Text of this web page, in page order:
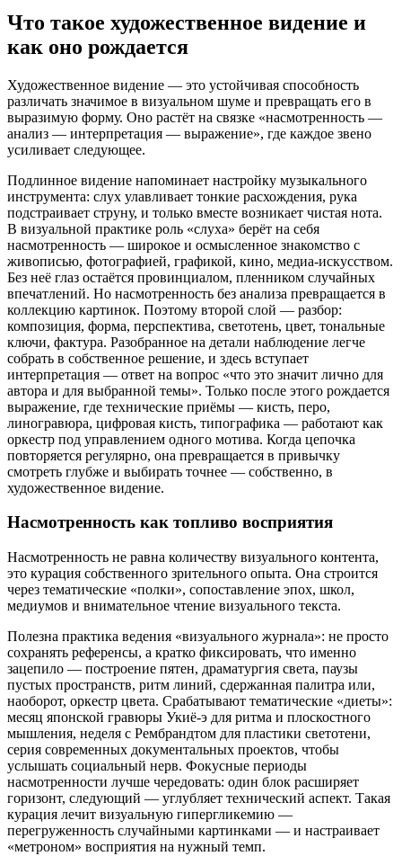
Что такое художественное видение и
как оно рождается
Художественное видение — это устойчивая способность
различать значимое в визуальном шуме и превращать его в
выразимую форму. Оно растёт на связке «насмотренность —
анализ — интерпретация — выражение», где каждое звено
усиливает следующее.
Подлинное видение напоминает настройку музыкального
инструмента: слух улавливает тонкие расхождения, рука
подстраивает струну, и только вместе возникает чистая нота.
В визуальной практике роль «слуха» берёт на себя
насмотренность — широкое и осмысленное знакомство с
живописью, фотографией, графикой, кино, медиа-искусством.
Без неё глаз остаётся провинциалом, пленником случайных
впечатлений. Но насмотренность без анализа превращается в
коллекцию картинок. Поэтому второй слой — разбор:
композиция, форма, перспектива, светотень, цвет, тональные
ключи, фактура. Разобранное на детали наблюдение легче
собрать в собственное решение, и здесь вступает
интерпретация — ответ на вопрос «что это значит лично для
автора и для выбранной темы». Только после этого рождается
выражение, где технические приёмы — кисть, перо,
линогравюра, цифровая кисть, типографика — работают как
оркестр под управлением одного мотива. Когда цепочка
повторяется регулярно, она превращается в привычку
смотреть глубже и выбирать точнее — собственно, в
художественное видение.
Насмотренность как топливо восприятия
Насмотренность не равна количеству визуального контента,
это курация собственного зрительного опыта. Она строится
через тематические «полки», сопоставление эпох, школ,
медиумов и внимательное чтение визуального текста.
Полезна практика ведения «визуального журнала»: не просто
сохранять референсы, а кратко фиксировать, что именно
зацепило — построение пятен, драматургия света, паузы
пустых пространств, ритм линий, сдержанная палитра или,
наоборот, оркестр цвета. Срабатывают тематические «диеты»:
месяц японской гравюры Укиё-э для ритма и плоскостного
мышления, неделя с Рембрандтом для пластики светотени,
серия современных документальных проектов, чтобы
услышать социальный нерв. Фокусные периоды
насмотренности лучше чередовать: один блок расширяет
горизонт, следующий — углубляет технический аспект. Такая
курация лечит визуальную гипергликемию —
перегруженность случайными картинками — и настраивает
«метроном» восприятия на нужный темп.